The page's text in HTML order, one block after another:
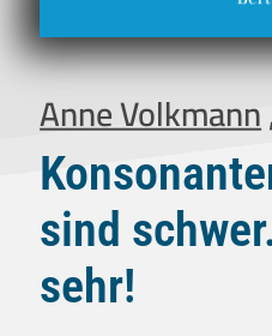
Anne Volkmann
sind
sehr!